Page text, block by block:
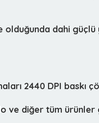
dahi güçlü
2440 DPI baskı
ve diğer tüm